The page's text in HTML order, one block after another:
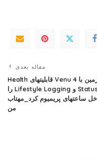
مقاله بعدی
گارمین با Venu 4 قابلیتهای Health
Status و Lifestyle Logging را
ساعتهای پریمیوم کرد_مهتاب
من